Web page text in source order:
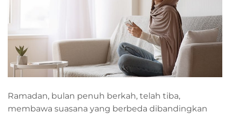
Ramadan, bulan penuh berkah, telah tiba,
membawa suasana yang berbeda dibandingkan